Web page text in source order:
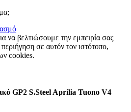
να βελτιώσουμε την εμπειρία σας
σε αυτόν τον ιστότοπο,
cookies.
GP2 S.Steel Aprilia Tuono V4